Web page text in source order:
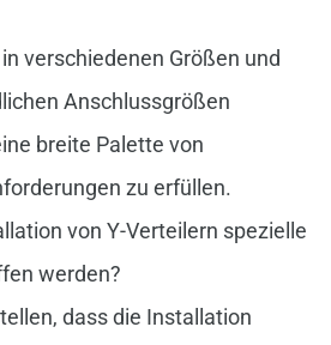
verschiedenen Größen und
Anschlussgrößen
breite Palette von
zu erfüllen.
von Y-Verteilern spezielle
werden?
dass die Installation